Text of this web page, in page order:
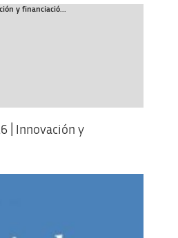
y financiació...
| Innovación y